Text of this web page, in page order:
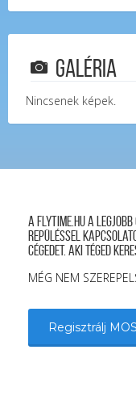
Galéria
Nincsenek képek.
A FLYTIME.HU a
repüléssel
cégedet. Aki téged
MÉG NEM
Regisztrálj